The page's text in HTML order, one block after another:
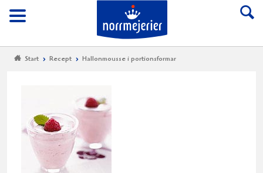
Meny
Till Norrmejerier
Start Recept Hallonmousse i portionsformar